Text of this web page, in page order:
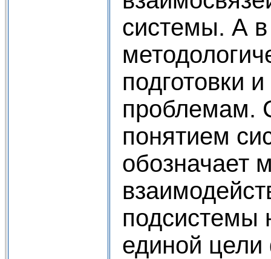
системы. А в
подготовки
проблемам.
понятием
обозначает
подсистемы
единой